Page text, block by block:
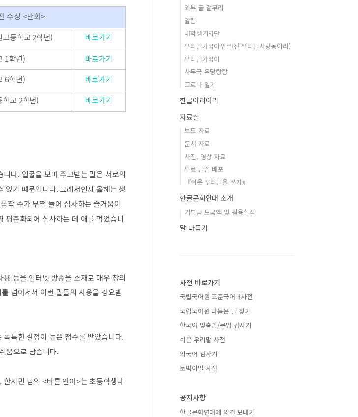
수상 <만화>
등학교 2학년) 바로가기
1학년) 바로가기
6학년) 바로가기
학교 2학년) 바로가기
니다. 얼굴을 보며 주고받는 말은 서로의
있기 때문입니다. 그래서인지 올해는 생
작 수가 부쩍 늘어 심사하는 즐거움이
평준화되어 심사하는 데 애를 먹었습니
용 등을 인터넷 방송을 소재로 매우 창의
넘어서서 이런 말들의 사용을 강요받
독특한 설정이 높은 점수를 받았습니다.
움으로 남습니다.
, 한지민 님의 <바른 언어>는 초등학생다
외부 글 갈무리
알림
대학생기자단
우리말가꿈이푸른(전 우리말사랑동아리)
우리말가꿈이
사무국 우당탕탕
코로나 일기
한글아리아리
자료실
보도 자료
문서 자료
사진, 영상 자료
무료 글꼴 배포
『쉬운 우리말을 쓰자』
한글문화연대 소개
기부금 모금액 및 활용실적
말 다듬기
사전 바로가기
국립국어원 표준국어대사전
국립국어원 다듬은 말 찾기
한국어 맞춤법/문법 검사기
쉬운 우리말 사전
외국어 검사기
토박이말 사전
공지사항
한글문화연대에 의견 보내기